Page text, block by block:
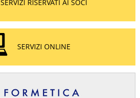
SERVIZI RISERVATI AI SOCI
SERVIZI ONLINE